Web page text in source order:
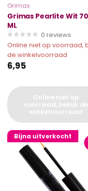
Grimas
Grimas Pearlite Wit
ML
0 reviews
Online niet op voorraad,
de winkelvoorraad
6,95
Online niet op
voorraad, bekijk de
winkelvoorraad
Bijna uitverkocht